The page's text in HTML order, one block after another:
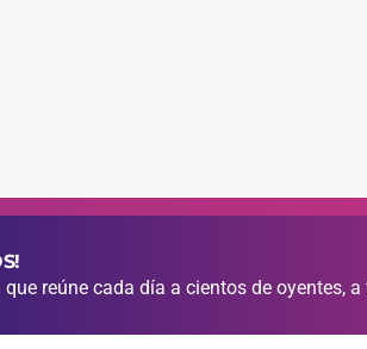
reúne cada día a cientos de oyentes,